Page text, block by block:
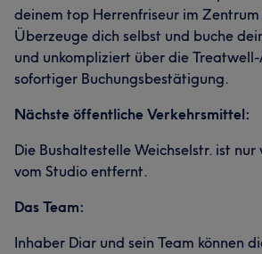
deinem top Herrenfriseur im
Überzeuge dich selbst und buche
und unkompliziert über die
sofortiger Buchungsbestätigung.
Nächste öffentliche Verkehrsmittel:
Die Bushaltestelle Weichselstr. ist
vom Studio entfernt.
Das Team:
Inhaber Diar und sein Team können